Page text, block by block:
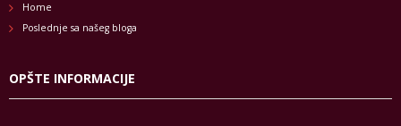
Home
Poslednje sa našeg bloga
OPŠTE INFORMACIJE